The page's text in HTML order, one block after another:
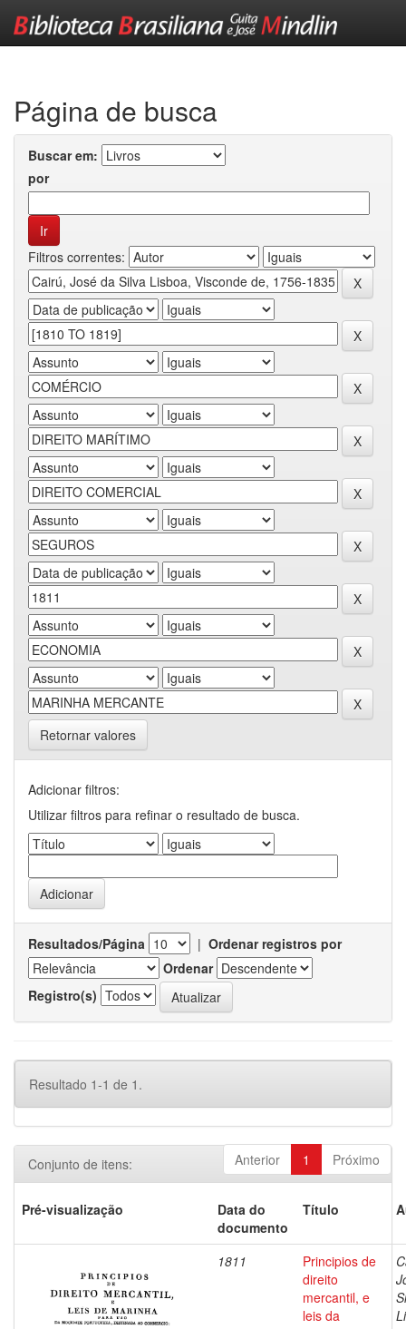
Página de busca
Buscar em:
por
Filtros correntes:
Retornar valores
Adicionar filtros:
Utilizar filtros para refinar o resultado de busca.
Resultados/Página | Ordenar registros por
Ordenar
Registro(s)
Resultado 1-1 de 1.
Anterior 1 Próximo
Conjunto de itens:
Pré-visualização
Data do
documento
Título
1811
Principios de
direito
mercantil, e
leis da